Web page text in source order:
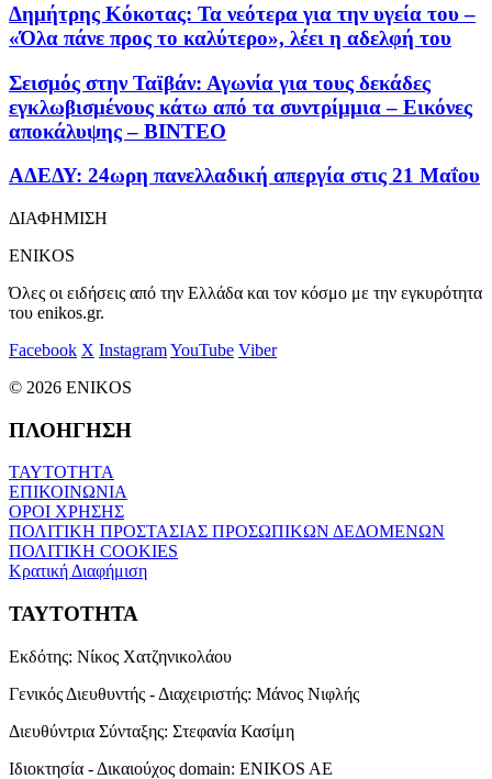
Δημήτρης Κόκοτας: Τα νεότερα για την υγεία του –
«Όλα πάνε προς το καλύτερο», λέει η αδελφή του
Σεισμός στην Ταϊβάν: Αγωνία για τους δεκάδες
εγκλωβισμένους κάτω από τα συντρίμμια – Εικόνες
αποκάλυψης – ΒΙΝΤΕΟ
ΑΔΕΔΥ: 24ωρη πανελλαδική απεργία στις 21 Μαΐου
ΔΙΑΦΗΜΙΣΗ
ENIKOS
Όλες οι ειδήσεις από την Ελλάδα και τον κόσμο με την εγκυρότητα
του enikos.gr.
Facebook X InstagramYouTube Viber
© 2026 ENIKOS
ΠΛΟΗΓΗΣΗ
ΤΑΥΤΟΤΗΤΑ
ΕΠΙΚΟΙΝΩΝΙΑ
ΟΡΟΙ ΧΡΗΣΗΣ
ΠΟΛΙΤΙΚΗ ΠΡΟΣΤΑΣΙΑΣ ΠΡΟΣΩΠΙΚΩΝ ΔΕΔΟΜΕΝΩΝ
ΠΟΛΙΤΙΚΗ COOKIES
Κρατική Διαφήμιση
ΤΑΥΤΟΤΗΤΑ
Εκδότης: Νίκος Χατζηνικολάου
Γενικός Διευθυντής - Διαχειριστής: Μάνος Νιφλής
Διευθύντρια Σύνταξης: Στεφανία Κασίμη
Ιδιοκτησία - Δικαιούχος domain: ENIKOS AE